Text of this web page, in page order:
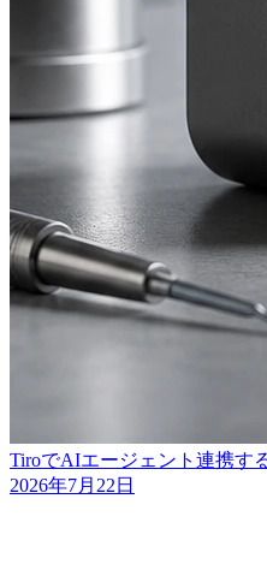
TiroでAIエージェント連携す
2026年7月22日